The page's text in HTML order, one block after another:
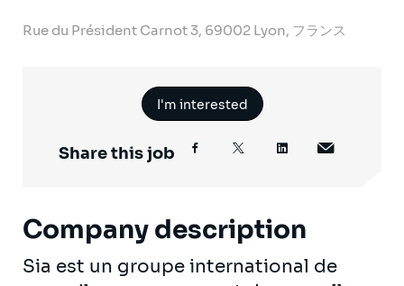
Rue du Président Carnot 3, 69002 Lyon, フランス
I'm interested
Share this job
Company description
Sia est un groupe international de